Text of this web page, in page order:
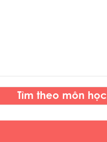
Tìm theo môn học